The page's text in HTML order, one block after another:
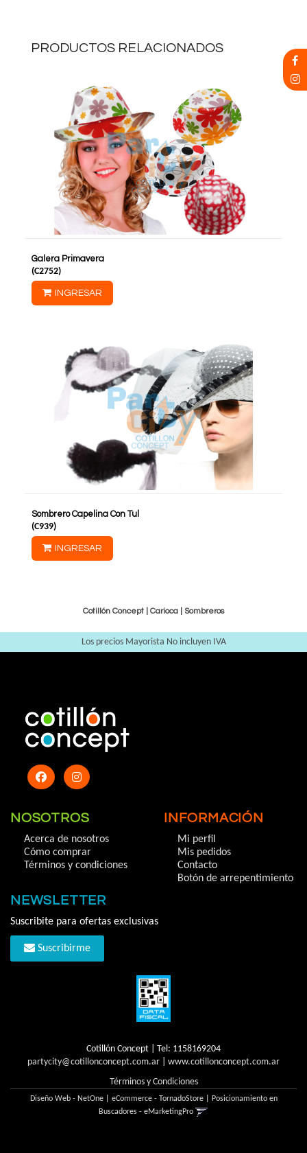
PRODUCTOS RELACIONADOS
Galera Primavera
(C2752)
INGRESAR
Sombrero Capelina Con Tul
(C939)
INGRESAR
Cotillón Concept | Carioca Sombreros
Los precios Mayorista No incluyen IVA
NOSOTROS
Acerca de nosotros
Cómo comprar
Términos y condiciones
INFORMACIÓN
Mi perfil
Mis pedidos
Contacto
Botón de arrepentimiento
NEWSLETTER
Suscribite para ofertas exclusivas
Suscribirme
Cotillón Concept | Tel: 1158169204
partycity@cotillonconcept.com.ar
www.cotillonconcept.com.ar
Términos y Condiciones
Diseño Web - NetOne| eCommerce - TornadoStore| Posicionamiento en
Buscadores - eMarketingPro